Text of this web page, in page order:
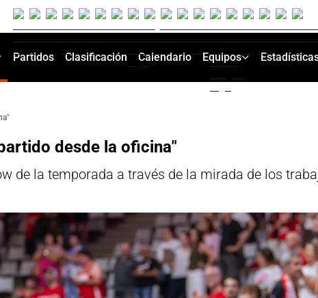
Partidos Clasificación Calendario Equipos
desde la oficina"
de la temporada a través de la mirada de los